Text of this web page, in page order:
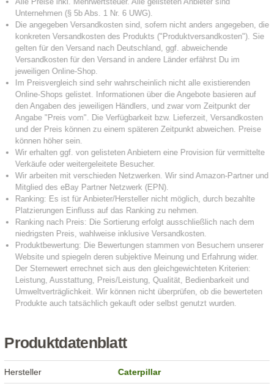
Produktdatenblatt
Hersteller Caterpillar